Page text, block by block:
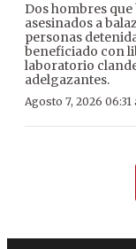
Dos hombres
asesinados a
personas
beneficiado con
laboratorio
adelgazantes.
Agosto 7, 2026 06:31